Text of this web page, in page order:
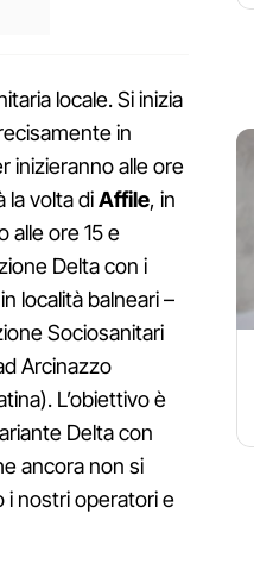
locale. Si inizia
in
inizieranno alle ore
la volta diAffile, in
alle ore 15 e
Delta con i
località balneari –
Sociosanitari
Arcinazzo
L’obiettivo è
Delta con
ancora non si
i nostri operatori e